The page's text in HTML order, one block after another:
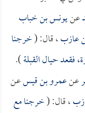
عنيونس بن خباب
عازب، قال: (خرجنا
فقعد حيال القبلة).
عنعمرو بن قيسعن
، قال: (خرجنا مع